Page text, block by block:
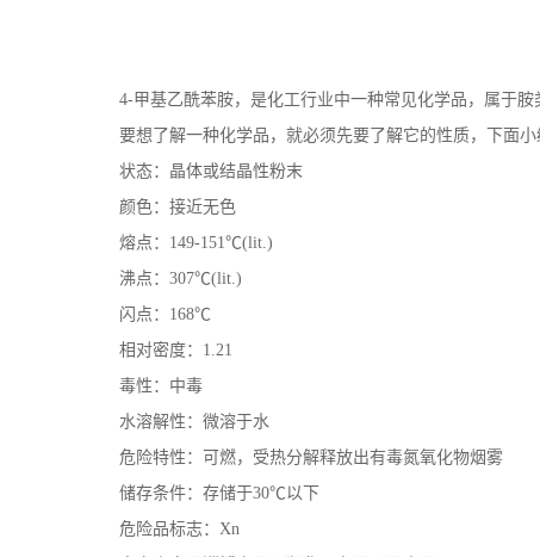
4-甲基乙酰苯胺，是化工行业中一种常见化学品，属于胺
要想了解一种化学品，就必须先要了解它的性质，下面
状态：晶体或结晶性粉末
颜色：接近无色
熔点： 149-151℃(lit.)
沸点： 307℃(lit.)
闪点： 168℃
相对密度： 1.21
毒性：中毒
水溶解性：微溶于水
危险特性：可燃，受热分解释放出有毒氮氧化物烟雾
储存条件：存储于30℃以下
危险品标志： Xn